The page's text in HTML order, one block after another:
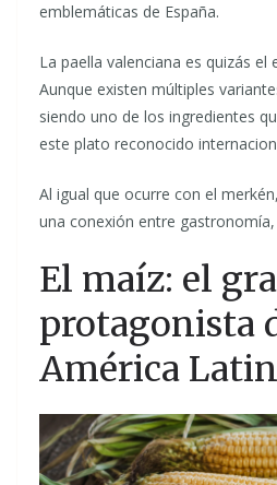
emblemáticas de España.
La paella valenciana es quizás
Aunque existen múltiples
siendo uno de los ingredientes
este plato reconocido
Al igual que ocurre con el
una conexión entre
El maíz: el
protagonista
América